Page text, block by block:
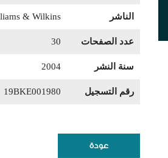
الناشر & Wilkins
عدد الصفحات 30
سنة النشر 2004
رقم التسجيل 19BKE001980
عودة